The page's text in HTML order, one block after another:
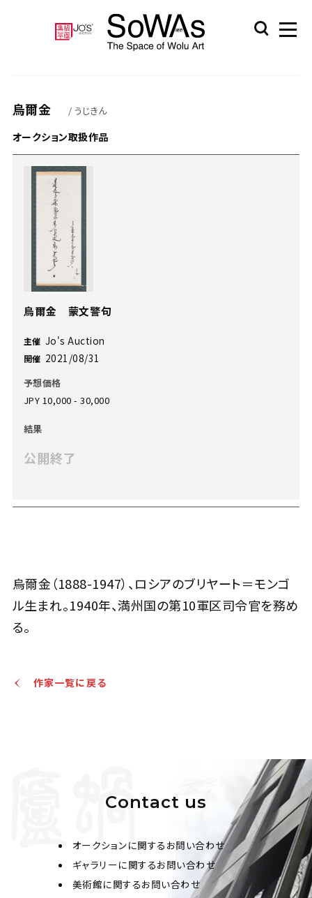
烏爾金 / うじきん
烏爾金（1888-1947）、ロシアのブリヤート＝モンゴ
ル生まれ。1940年、満州国の第10軍区司令官を務め
る。
オークション取扱作品
烏爾金 蒙文警句
主催 Jo's Auction
開催 2021/08/31
予想価格
JPY 10,000 - 30,000
結果
公開終了
作家一覧に戻る
Contact us
オークションに関するお問い合わせ
ギャラリーに関するお問い合わせ
美術館に関するお問い合わせ